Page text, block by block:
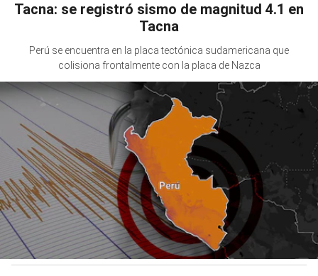
Tacna: se registró sismo de magnitud 4.1 en
Tacna
Perú se encuentra en la placa tectónica sudamericana que
colisiona frontalmente con la placa de Nazca